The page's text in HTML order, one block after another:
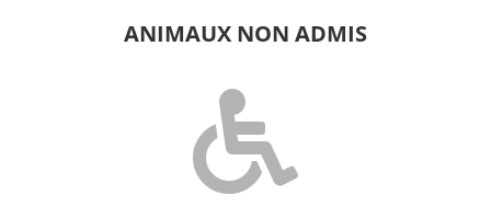
ANIMAUX NON ADMIS
